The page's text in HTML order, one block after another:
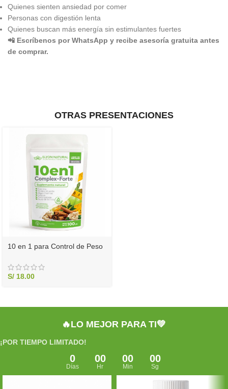
Quienes sienten ansiedad por comer
Personas con digestión lenta
Quienes buscan más energía sin estimulantes fuertes
📲 Escríbenos por WhatsApp y recibe asesoría gratuita antes
de comprar.
OTRAS PRESENTACIONES
10 en 1 para Control de Peso
S/ 18.00
🔥LO MEJOR PARA TI💚
¡POR TIEMPO LIMITADO!
0
Días
00
Hr
00
Min
00
Sg